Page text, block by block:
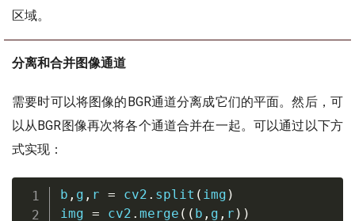
区域。
分离和合并图像通道
需要时可以将图像的BGR通道分离成它们的平面。然后，可
以从BGR图像再次将各个通道合并在一起。可以通过以下方
式实现：
b , g , r = cv2 . split ( img )
img = cv2 . merge ( ( b , g , r ) )